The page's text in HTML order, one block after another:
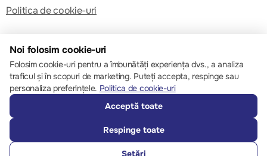
Politica de cookie-uri
© 2013 – 2026 ECOM
Noi folosim cookie-uri
Folosim cookie-uri pentru a îmbunătăți experiența dvs., a analiza
traficul și în scopuri de marketing. Puteți accepta, respinge sau
personaliza preferințele. Politica de cookie-uri
Acceptă toate
Respinge toate
Setări